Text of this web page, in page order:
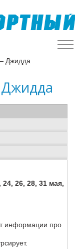
Джидда
26, 28, 31 мая,
информации про